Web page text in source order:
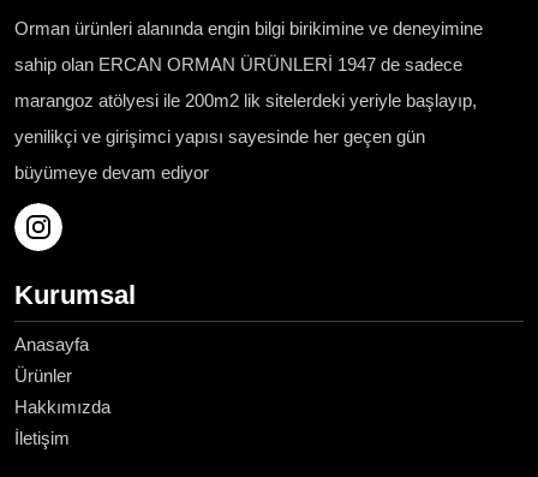
Orman ürünleri alanında engin bilgi birikimine ve deneyimine
sahip olan ERCAN ORMAN ÜRÜNLERİ 1947 de sadece
marangoz atölyesi ile 200m2 lik sitelerdeki yeriyle başlayıp,
yenilikçi ve girişimci yapısı sayesinde her geçen gün
büyümeye devam ediyor
Kurumsal
Anasayfa
Ürünler
Hakkımızda
İletişim